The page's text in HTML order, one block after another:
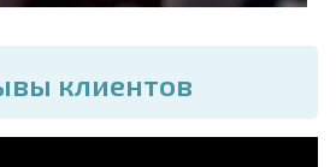
клиентов